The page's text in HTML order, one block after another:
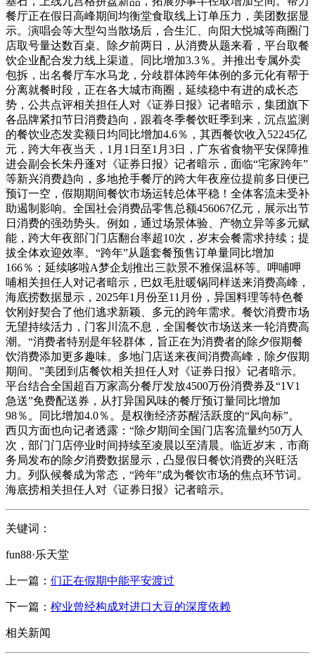
餐厅正在假日高峰期间均衡堂食取线上订单压力，美团数据显
示。演唱会等大型勾当散场后，合生汇、向阳大悦城等商圈门
店取号量达数百桌。除夕前两日，从消费从题来看，平台取餐
饮企业配合发力线上渠道。同比增加3.3％。并推出专属外卖
包拆，出名餐厅车水马龙，分歧群体跨年体例的多元化有帮于
分离就餐时段，正在各大城市商圈，延续稳中有进的成长态
势，公共点评相关担任人对《证券日报》记者暗示，集团旗下
各品牌紧扣节日消费趋向，跟着冬季餐饮旺季到来，沉点监测
的餐饮业态发卖额日均同比增加4.6％，其西餐饮收入52245亿
元，跨大年夜当天，1月1日至1月3日，广东省食物平安保障推
进会副会长朱丹蓬对《证券日报》记者暗示，面临“宅家跨年”
等新兴消费趋向，多地抢手餐厅的跨大年夜座位提前多日便已
预订一空，假期期间餐饮市场运转总体平稳！全体客流未受补
助遏制影响。全国社会消费品零售总额456067亿元，展示出节
日消费的强劲势头。例如，通过场景体验、产物立异等多元赋
能，跨大年夜部门门店翻台率超10次，岁末会餐需求持续；提
拔全体欢迎效率。“跨年”从题套餐预售订单量同比增加
166％；延续哆啦A梦企划推出三款景不雅保温杯等。呷哺呷
哺相关担任人对记者暗示，巴奴毛肚暖锅同样送来消费高峰，
海底捞数据显示，2025年1月份至11月份，异国料理等特色餐
饮刚好契合了他们逃求新颖、多元的跨年需求。餐饮消费市场
无望持续活力，门客川流不息，全国餐饮市场送来一轮消费高
潮。“消费者特别是年轻群体，旨正在为消费者的除夕假期餐
饮消费添加更多趣味。多地门店送来夜间消费高峰，除夕假期
期间。”美团到店餐饮相关担任人对《证券日报》记者暗示。
平台结合全国超百万家高分餐厅发放4500万份消费券及“1V1
急送”免费配送券，从打异国风味的餐厅预订量同比增加
98％。同比增加4.0％。是权衡经济苏醒活跃度的“风向标”。
西贝方面也向记者透露：“除夕期间全国门店客流量约50万人
次，部门门店停业时间持续至凌晨以至清晨。临近岁末，市商
务局发布的除夕消费数据显示，凸显假日餐饮消费的兴旺活
力。列队候餐成为常态，“跨年”成为餐饮市场的焦点环节词。
海底捞相关担任人对《证券日报》记者暗示。
关键词：
fun88·乐天堂
上一篇： 们正在假期中能平安渡过
下一篇： 榨业曾经构成对进口大豆的深度依赖
相关新闻